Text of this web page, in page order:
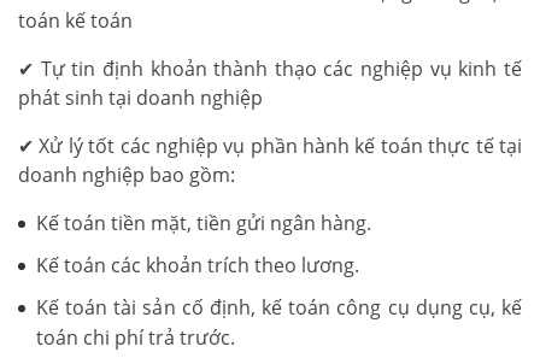
toán kế toán
✔ Tự tin định khoản thành thạo các nghiệp vụ kinh tế
phát sinh tại doanh nghiệp
✔ Xử lý tốt các nghiệp vụ phần hành kế toán thực tế tại
doanh nghiệp bao gồm:
Kế toán tiền mặt, tiền gửi ngân hàng.
Kế toán các khoản trích theo lương.
Kế toán tài sản cố định, kế toán công cụ dụng cụ, kế
toán chi phí trả trước.